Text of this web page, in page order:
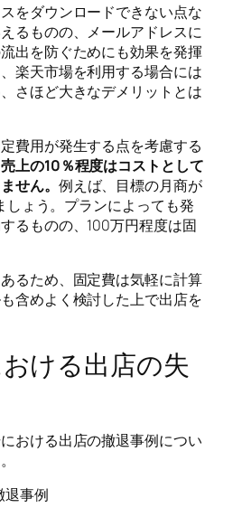
をダウンロードできない点な
るものの、メールアドレスに
出を防ぐためにも効果を発揮
楽天市場を利用する場合には
さほど大きなデメリットとは
費用が発生する点を考慮する
上の10％程度はコストとして
せん。 例えば、目標の月商が
しょう。プランによっても発
るものの、100万円程度は固
るため、固定費は気軽に計算
含めよく検討した上で出店を
ける出店の失
おける出店の撤退事例につい
退事例